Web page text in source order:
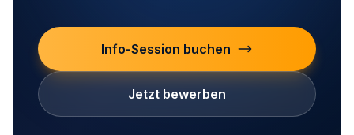
Info-Session buchen
Jetzt bewerben